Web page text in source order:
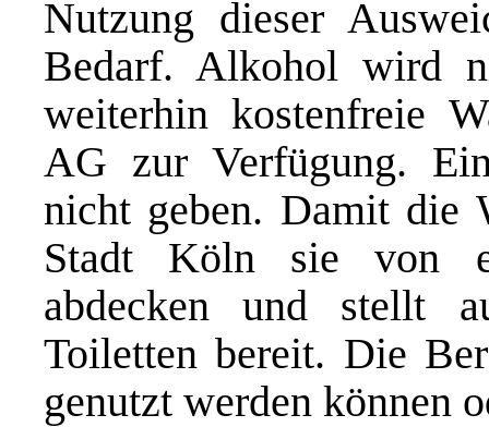
Nutzung dieser
Bedarf. Alkohol wird
weiterhin kostenfreie
AG zur Verfügung.
nicht geben. Damit die
Stadt Köln sie von
abdecken und stellt
Toiletten bereit. Die
genutzt werden können